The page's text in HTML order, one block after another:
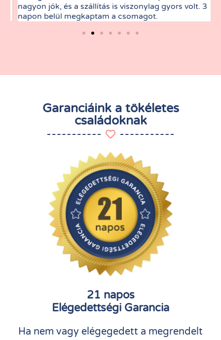
nagyon jók, és a szállítás is viszonylag gyors volt. 3
napon belül megkaptam a csomagot.
Garanciáink a tökéletes
családoknak
21 napos
Elégedettségi Garancia
Ha nem vagy elégegedett a megrendelt